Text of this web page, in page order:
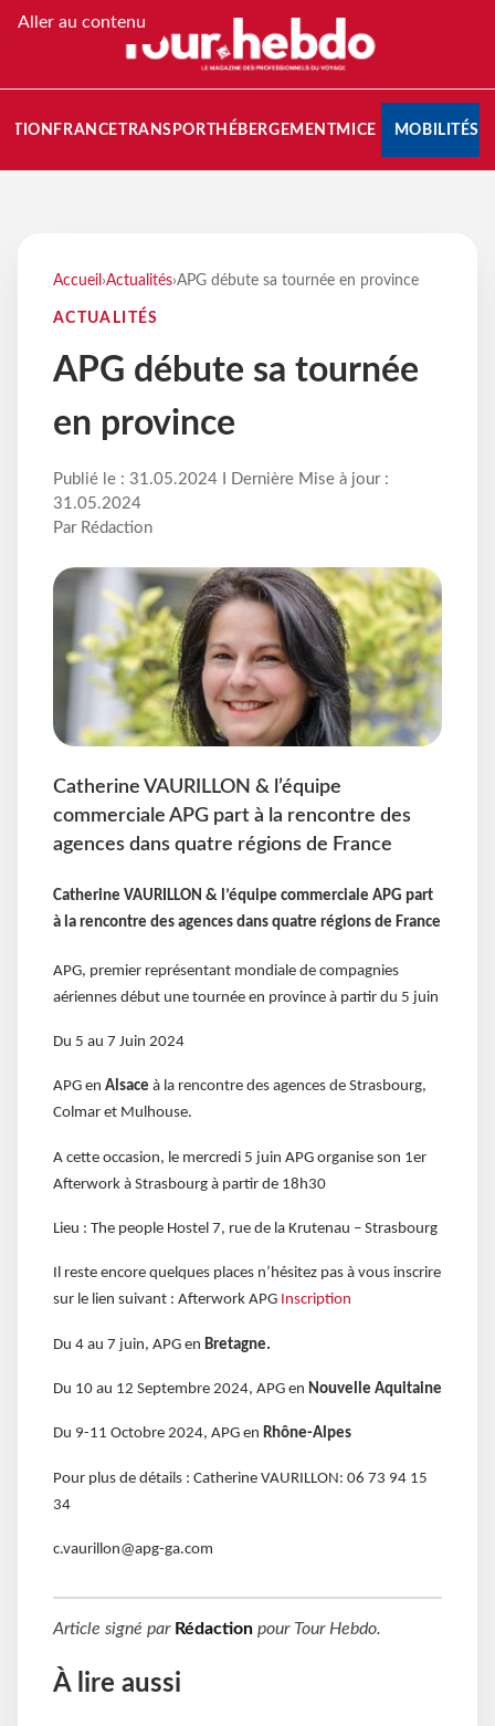
Aller au contenu
FRANCETRANSPORT HÉBERGEMENTMICE MOBILITÉS
Accueil ›Actualités›APG débute sa tournée en province
ACTUALITÉS
APG débute sa tournée
en province
Publié le : 31.05.2024 I Dernière Mise à jour :
31.05.2024
Par Rédaction
Catherine VAURILLON & l’équipe
commerciale APG part à la rencontre des
agences dans quatre régions de France
Catherine VAURILLON & l’équipe commerciale APG part
à la rencontre des agences dans quatre régions de France
APG, premier représentant mondiale de compagnies
aériennes début une tournée en province à partir du 5 juin
Du 5 au 7 Juin 2024
APG en Alsace à la rencontre des agences de Strasbourg,
Colmar et Mulhouse.
A cette occasion, le mercredi 5 juin APG organise son 1er
Afterwork à Strasbourg à partir de 18h30
Lieu : The people Hostel 7, rue de la Krutenau – Strasbourg
Il reste encore quelques places n’hésitez pas à vous inscrire
sur le lien suivant : Afterwork APG Inscription
Du 4 au 7 juin, APG en Bretagne.
Du 10 au 12 Septembre 2024, APG en Nouvelle Aquitaine
Du 9-11 Octobre 2024, APG en Rhône-Alpes
Pour plus de détails : Catherine VAURILLON: 06 73 94 15
34
c.vaurillon@apg-ga.com
Article signé par Rédaction pour Tour Hebdo.
À lire aussi